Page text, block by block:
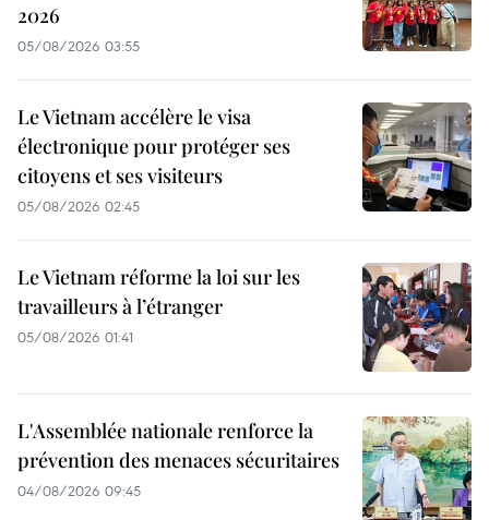
2026
05/08/2026 03:55
Le Vietnam accélère le visa
électronique pour protéger ses
citoyens et ses visiteurs
05/08/2026 02:45
Le Vietnam réforme la loi sur les
travailleurs à l’étranger
05/08/2026 01:41
L'Assemblée nationale renforce la
prévention des menaces sécuritaires
04/08/2026 09:45